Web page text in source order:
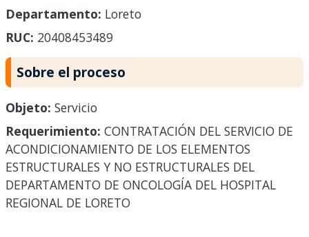
Departamento: Loreto
RUC: 20408453489
Sobre el proceso
Objeto: Servicio
Requerimiento: CONTRATACIÓN DEL SERVICIO DE
ACONDICIONAMIENTO DE LOS ELEMENTOS
ESTRUCTURALES Y NO ESTRUCTURALES DEL
DEPARTAMENTO DE ONCOLOGÍA DEL HOSPITAL
REGIONAL DE LORETO